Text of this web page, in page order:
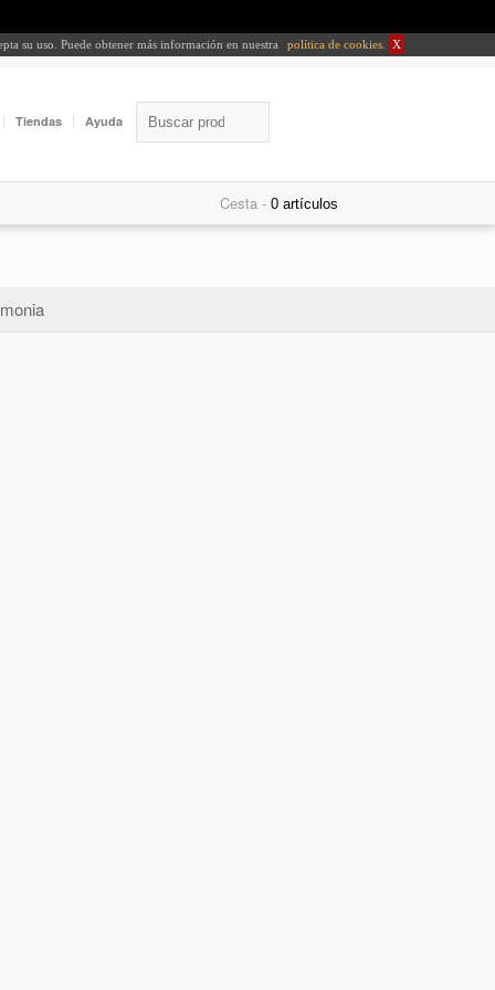
su uso. Puede obtener más información en nuestra política de cookies X
Tiendas Ayuda
Cesta -